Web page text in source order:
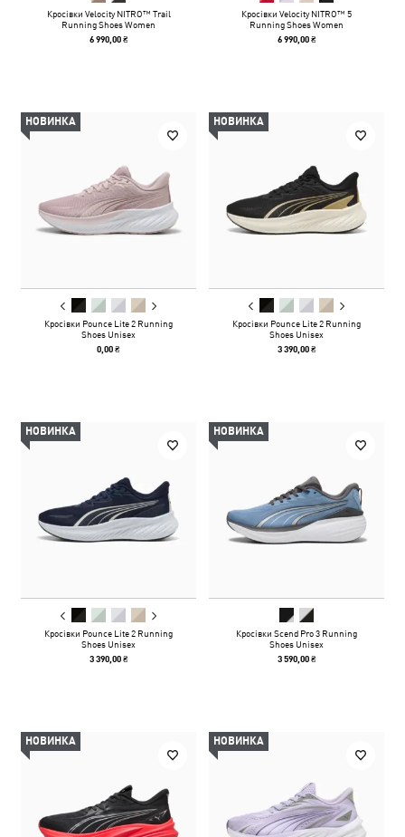
Кросівки Velocity NITRO™ Trail
Running Shoes Women
6 990,00 ₴
Кросівки Velocity NITRO™ 5
Running Shoes Women
6 990,00 ₴
НОВИНКА
Кросівки Pounce Lite 2 Running
Shoes Unisex
0,00 ₴
НОВИНКА
Кросівки Pounce Lite 2 Running
Shoes Unisex
3 390,00 ₴
НОВИНКА
Кросівки Pounce Lite 2 Running
Shoes Unisex
3 390,00 ₴
НОВИНКА
Кросівки Scend Pro 3 Running
Shoes Unisex
3 590,00 ₴
НОВИНКА НОВИНКА